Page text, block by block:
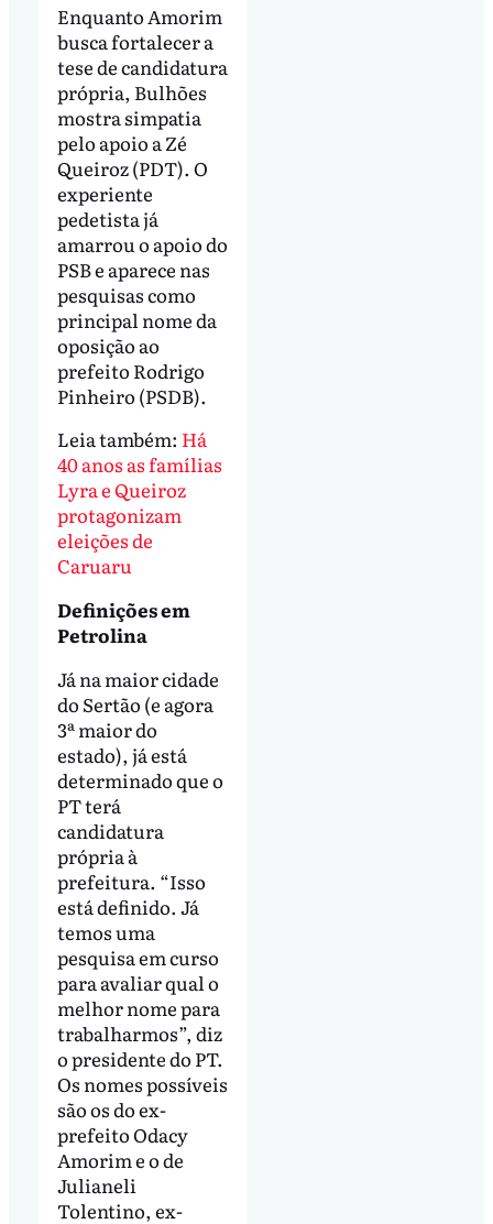
Enquanto Amorim
busca fortalecer a
tese de candidatura
própria, Bulhões
mostra simpatia
pelo apoio a Zé
Queiroz (PDT). O
experiente
pedetista já
amarrou o apoio do
PSB e aparece nas
pesquisas como
principal nome da
oposição ao
prefeito Rodrigo
Pinheiro (PSDB).
Leia também: Há
40 anos as famílias
Lyra e Queiroz
protagonizam
eleições de
Caruaru
Definições em
Petrolina
Já na maior cidade
do Sertão (e agora
3ª maior do
estado), já está
determinado que o
PT terá
candidatura
própria à
prefeitura. “Isso
está definido. Já
temos uma
pesquisa em curso
para avaliar qual o
melhor nome para
trabalharmos”, diz
o presidente do PT.
Os nomes possíveis
são os do ex-
prefeito Odacy
Amorim e o de
Julianeli
Tolentino, ex-